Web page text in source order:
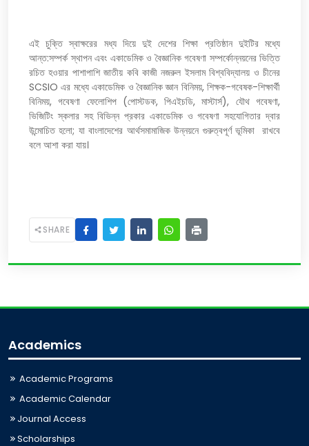
এই চুক্তি স্বাক্ষরের মধ্য দিয়ে দুই দেশের শিক্ষা প্রতিষ্ঠান দুইটির মধ্যে
আন্ত:সম্পর্ক স্থাপন এবং একাডেমিক ও বৈজ্ঞানিক গবেষণা সম্পর্কোন্নয়নের ভিত্তি
রচিত হওয়ার পাশাপাশি জাতীয় কবি কাজী নজরুল ইসলাম বিশ্ববিদ্যালয় ও চীনের
SCSIO এর মধ্যে একাডেমিক ও বৈজ্ঞানিক জ্ঞান বিনিময়, শিক্ষক-গবেষক-শিক্ষার্থী
বিনিময়, গবেষণা ফেলোশিপ (পোস্টডক, পিএইচডি, মাস্টার্স), যৌথ গবেষণা,
ভিজিটিং স্কলার সহ বিভিন্ন প্রকার একাডেমিক ও গবেষণা সহযোগিতার দ্বার
উন্মোচিত হলো; যা বাংলাদেশের আর্থসমামাজিক উন্নয়নে গুরুত্বপূর্ণ ভূমিকা রাখবে
বলে আশা করা যায়।
SHARE
Academics
Academic Programs
Academic Calendar
Journal Access
Scholarships